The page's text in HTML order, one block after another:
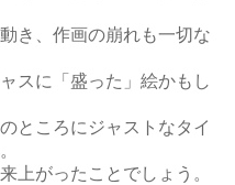
き、作画の崩れも一切な
スに「盛った」絵かもし
ところにジャストなタイ
上がったことでしょう。